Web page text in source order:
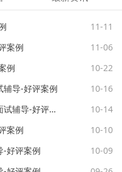
11-11
案例
11-06
例
10-22
辅导-好评案例
10-16
香港理工大学全球供应链管理研究生面试辅导-好评案例
10-14
案例
10-10
-好评案例
10-09